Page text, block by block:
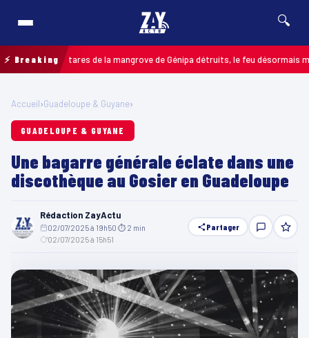
🔍
⚡ Breaking
7 hectares de la mangrove de Génipa détruits, le feu désormais maîtrisé
Accueil›Guadeloupe & Guyane›
GUADELOUPE & GUYANE
Une bagarre générale éclate dans une
discothèque au Gosier en Guadeloupe
Rédaction ZayActu
02/07/2025 à 19h50 ⏱ 2 min
02/07/2025 à 15h51
Partager